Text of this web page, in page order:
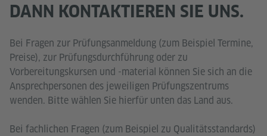
DANN KONTAKTIEREN SIE UNS.
Bei Fragen zur Prüfungsanmeldung (zum Beispiel Termine,
Preise), zur Prüfungsdurchführung oder zu
Vorbereitungskursen und -material können Sie sich an die
Ansprechpersonen des jeweiligen Prüfungszentrums
wenden. Bitte wählen Sie hierfür unten das Land aus.
Bei fachlichen Fragen (zum Beispiel zu Qualitätsstandards)